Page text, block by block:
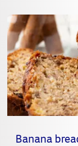
Banana